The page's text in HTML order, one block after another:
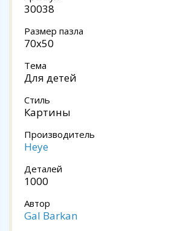
30038
Размер пазла
70x50
Тема
Для детей
Стиль
Картины
Производитель
Heye
Деталей
1000
Автор
Gal Barkan